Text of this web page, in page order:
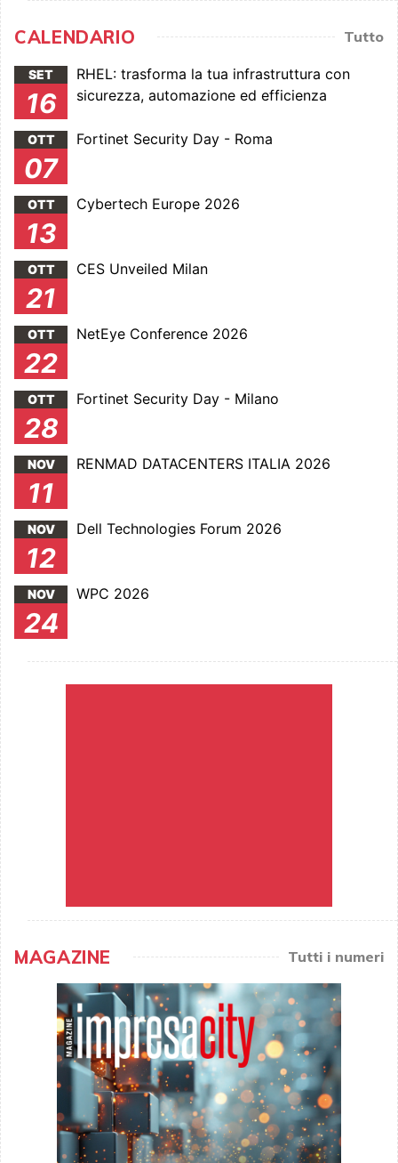
CALENDARIO Tutto
SET
16
RHEL: trasforma la tua infrastruttura con
sicurezza, automazione ed efficienza
OTT
07
Fortinet Security Day - Roma
OTT
13
Cybertech Europe 2026
OTT
21
CES Unveiled Milan
OTT
22
NetEye Conference 2026
OTT
28
Fortinet Security Day - Milano
NOV
11
RENMAD DATACENTERS ITALIA 2026
NOV
12
Dell Technologies Forum 2026
NOV
24
WPC 2026
MAGAZINE Tutti i numeri